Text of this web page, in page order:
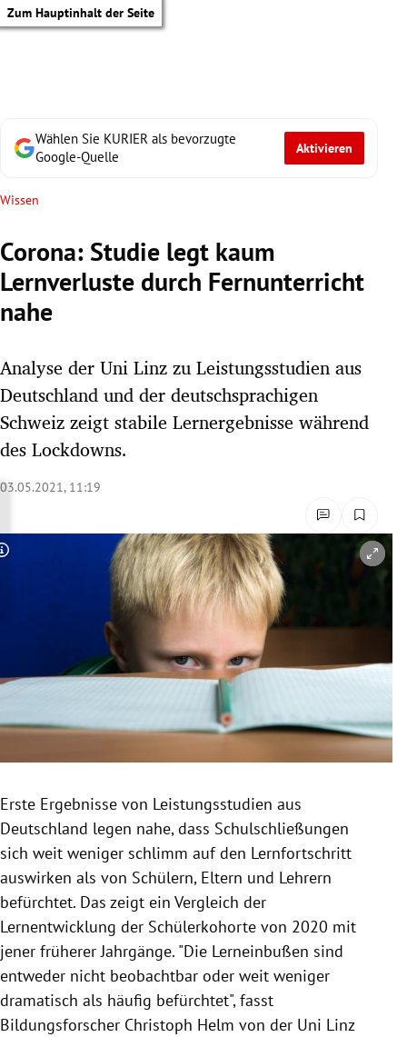
Zum Hauptinhalt der Seite
Untermenü
Untermenü
Untermenü
Untermenü
Untermenü
Untermenü
Wählen Sie KURIER als bevorzugte
Google-Quelle
Aktivieren
Wissen
Corona: Studie legt kaum
Lernverluste durch Fernunterricht
nahe
Analyse der Uni Linz zu Leistungsstudien aus
Deutschland und der deutschsprachigen
Schweiz zeigt stabile Lernergebnisse während
des Lockdowns.
03.05.2021, 11:19
Copyright-Hinweis öffnen/schließen
Erste Ergebnisse von Leistungsstudien aus
Deutschland legen nahe, dass Schulschließungen
sich weit weniger schlimm auf den Lernfortschritt
auswirken als von Schülern, Eltern und Lehrern
befürchtet. Das zeigt ein Vergleich der
Lernentwicklung der Schülerkohorte von 2020 mit
jener früherer Jahrgänge. "Die Lerneinbußen sind
entweder nicht beobachtbar oder weit weniger
dramatisch als häufig befürchtet", fasst
Bildungsforscher Christoph Helm von der Uni Linz